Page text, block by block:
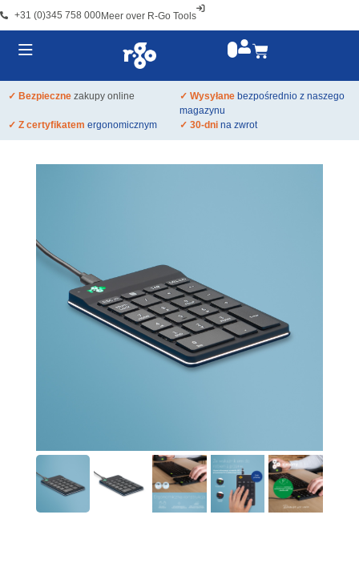
+31 (0)345 758 000Meer over R-Go Tools
✓ Bezpieczne zakupy online ✓ Wysyłane bezpośrednio z naszego
magazynu
✓ Z certyfikatem ergonomicznym ✓ 30-dni na zwrot